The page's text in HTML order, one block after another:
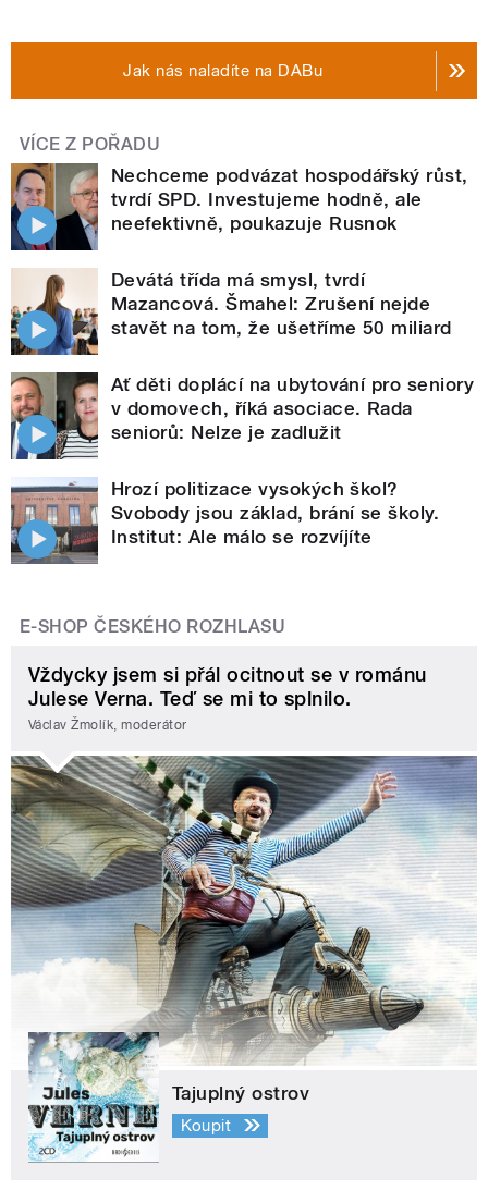
Jak nás naladíte na DABu
VÍCE Z POŘADU
Nechceme podvázat hospodářský růst,
tvrdí SPD. Investujeme hodně, ale
neefektivně, poukazuje Rusnok
Devátá třída má smysl, tvrdí
Mazancová. Šmahel: Zrušení nejde
stavět na tom, že ušetříme 50 miliard
Ať děti doplácí na ubytování pro seniory
v domovech, říká asociace. Rada
seniorů: Nelze je zadlužit
Hrozí politizace vysokých škol?
Svobody jsou základ, brání se školy.
Institut: Ale málo se rozvíjíte
E-SHOP ČESKÉHO ROZHLASU
Vždycky jsem si přál ocitnout se v románu
Julese Verna. Teď se mi to splnilo.
Václav Žmolík, moderátor
Tajuplný ostrov
Koupit